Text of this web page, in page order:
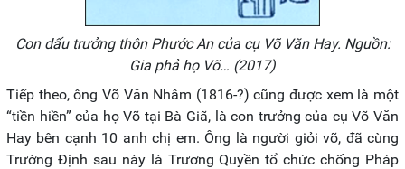
Con dấu trưởng thôn Phước An của cụ Võ Văn Hay. Nguồn:
Gia phả họ Võ… (2017)
Tiếp theo, ông Võ Văn Nhâm (1816-?) cũng được xem là một
“tiền hiền” của họ Võ tại Bà Giã, là con trưởng của cụ Võ Văn
Hay bên cạnh 10 anh chị em. Ông là người giỏi võ, đã cùng
Trường Định sau này là Trương Quyền tổ chức chống Pháp